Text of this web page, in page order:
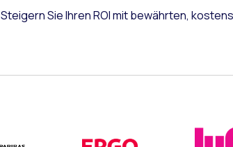
Steigern Sie Ihren ROI mit bewährten,